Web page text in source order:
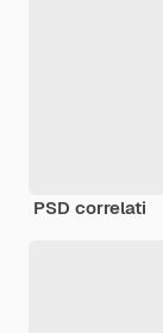
PSD correlati